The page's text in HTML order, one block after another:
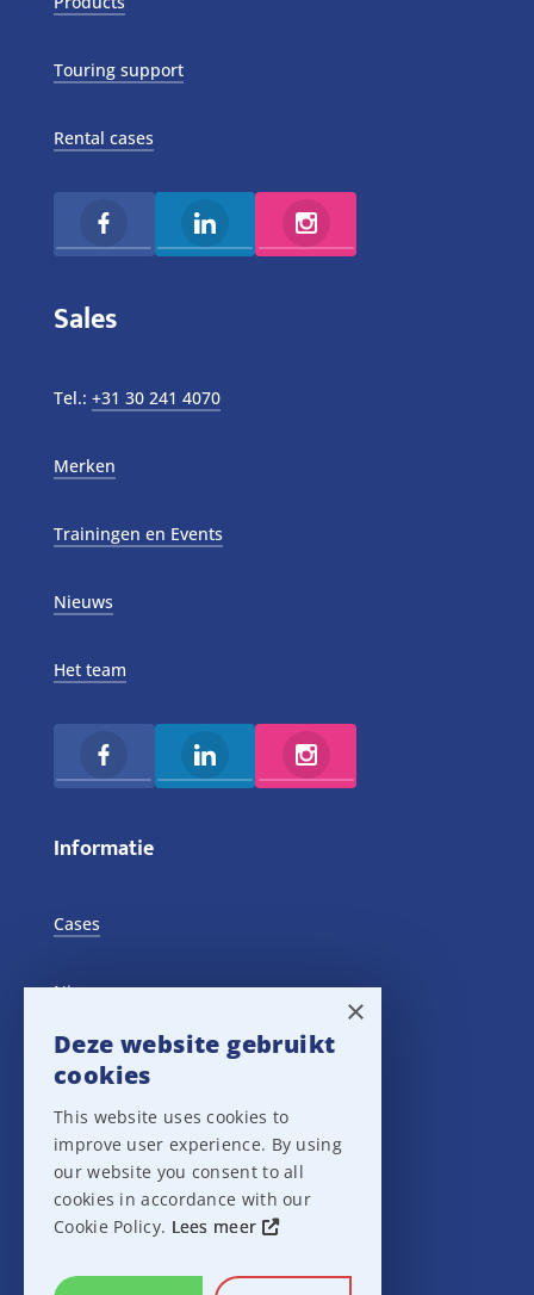
Touring support
Rental cases
Sales
Tel.: +31 30 241 4070
Merken
Trainingen en Events
Nieuws
Het team
Informatie
Cases
Nieuws
Training Events
Privacy verklaring
Disclaimer
×
Deze website gebruikt
cookies
This website uses cookies to
improve user experience. By using
our website you consent to all
cookies in accordance with our
Cookie Policy. Lees meer